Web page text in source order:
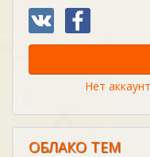
Нет
ОБЛАКО ТЕМ